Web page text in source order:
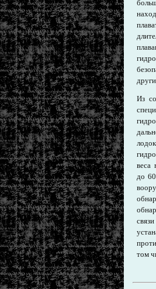
Из
веса
до
том